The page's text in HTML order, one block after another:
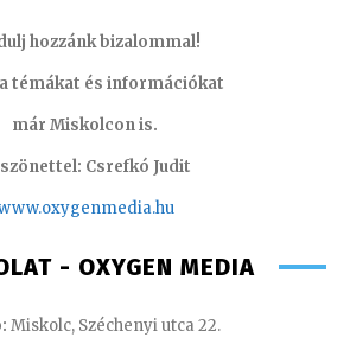
hozzánk bizalommal!
témákat és információkat
már Miskolcon is.
Csrefkó Judit
nmedia.hu
- OXYGEN MEDIA
Miskolc, Széchenyi utca 22.